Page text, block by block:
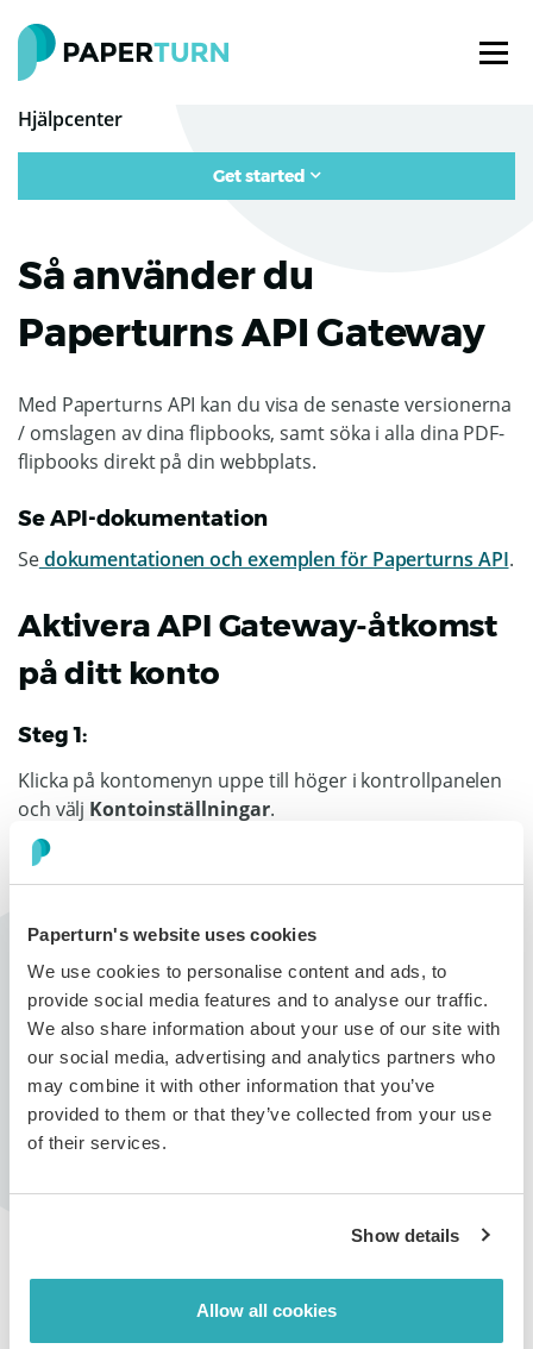
Paperturn's website uses cookies
We use cookies to personalise content and ads, to
provide social media features and to analyse our traffic.
We also share information about your use of our site with
our social media, advertising and analytics partners who
may combine it with other information that you’ve
provided to them or that they’ve collected from your use
of their services.
Show details
Allow all cookies
Hjälpcenter
Get started
Så använder du
Paperturns API Gateway
Med Paperturns API kan du visa de senaste versionerna
/ omslagen av dina flipbooks, samt söka i alla dina PDF-
flipbooks direkt på din webbplats.
Se API-dokumentation
Sedokumentationen och exemplen för Paperturns API.
Aktivera API Gateway-åtkomst
på ditt konto
Steg 1:
Klicka på kontomenyn uppe till höger i kontrollpanelen
och välj Kontoinställningar.
Steg 2:
Klicka på fliken APIi den horisontella menyn. Aktivera
API:t genom att slå på reglaget för Status och kopiera
Access Key ID samt Secret Access Keyför att koppla
ihop med ditt eget system.
åtaganden